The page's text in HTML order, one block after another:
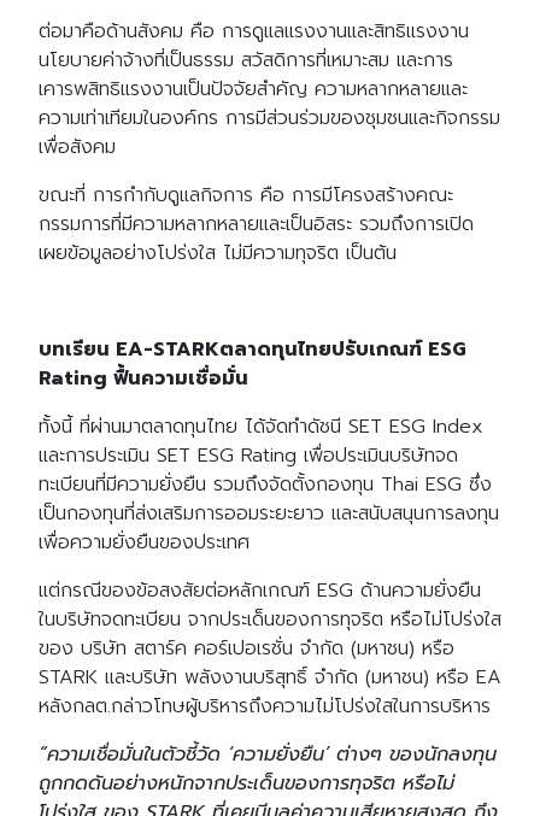
ต่อมาคือด้านสังคม คือ การดูแลแรงงานและสิทธิแรงงาน
นโยบายค่าจ้างที่เป็นธรรม สวัสดิการที่เหมาะสม และการ
เคารพสิทธิแรงงานเป็นปัจจัยสำคัญ ความหลากหลายและ
ความเท่าเทียมในองค์กร การมีส่วนร่วมของชุมชนและกิจกรรม
เพื่อสังคม
ขณะที่ การกำกับดูแลกิจการ คือ การมีโครงสร้างคณะ
กรรมการที่มีความหลากหลายและเป็นอิสระ รวมถึงการเปิด
เผยข้อมูลอย่างโปร่งใส ไม่มีความทุจริต เป็นต้น
บทเรียน EA-STARKตลาดทุนไทยปรับเกณฑ์ ESG
Rating ฟื้นความเชื่อมั่น
ทั้งนี้ ที่ผ่านมาตลาดทุนไทย ได้จัดทำดัชนี SET ESG Index
และการประเมิน SET ESG Rating เพื่อประเมินบริษัทจด
ทะเบียนที่มีความยั่งยืน รวมถึงจัดตั้งกองทุน Thai ESG ซึ่ง
เป็นกองทุนที่ส่งเสริมการออมระยะยาว และสนับสนุนการลงทุน
เพื่อความยั่งยืนของประเทศ
แต่กรณีของข้อสงสัยต่อหลักเกณฑ์ ESG ด้านความยั่งยืน
ในบริษัทจดทะเบียน จากประเด็นของการทุจริต หรือไม่โปร่งใส
ของ บริษัท สตาร์ค คอร์เปอเรชั่น จำกัด (มหาชน) หรือ
STARK และบริษัท พลังงานบริสุทธิ์ จำกัด (มหาชน) หรือ EA
หลังกลต.กล่าวโทษผู้บริหารถึงความไม่โปร่งใสในการบริหาร
“ความเชื่อมั่นในตัวชี้วัด ‘ความยั่งยืน’ ต่างๆ ของนักลงทุน
ถูกกดดันอย่างหนักจากประเด็นของการทุจริต หรือไม่